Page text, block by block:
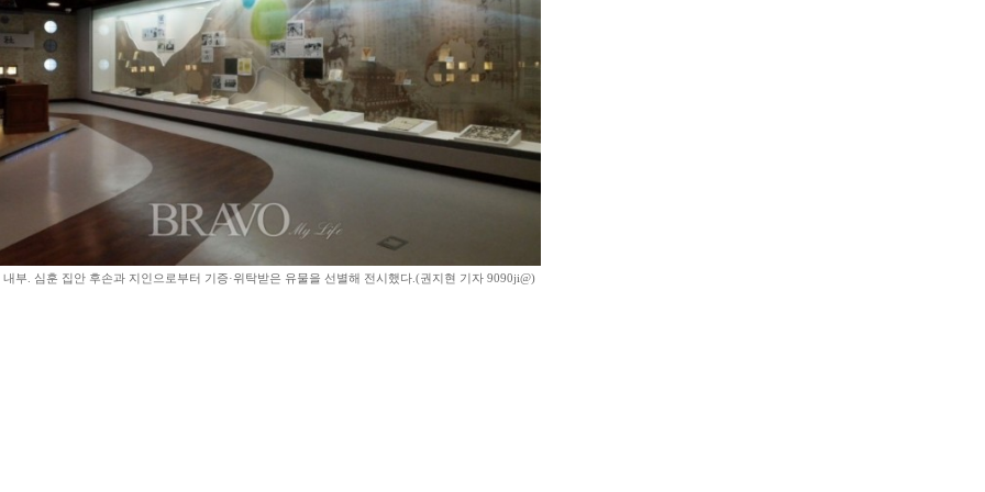
부. 심훈 집안 후손과 지인으로부터 기증·위탁받은 유물을 선별해 전시했다.(권지현 기자 9090ji@)